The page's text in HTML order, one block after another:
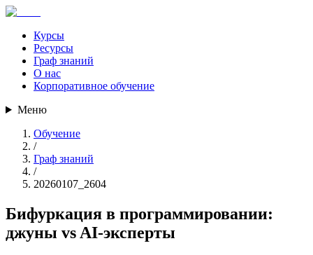
Курсы
Ресурсы
Граф знаний
О нас
Корпоративное обучение
Меню
Обучение
/
Граф знаний
/
20260107_2604
Бифуркация в программировании:
джуны vs AI-эксперты